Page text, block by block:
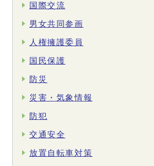
国際交流
男女共同参画
人権擁護委員
国民保護
防災
災害・気象情報
防犯
交通安全
放置自転車対策